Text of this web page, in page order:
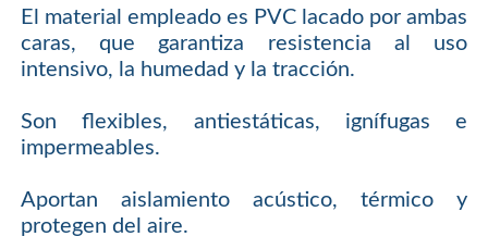
El material empleado es PVC lacado por ambas
caras, que garantiza resistencia al uso
intensivo, la humedad y la tracción.
Son flexibles, antiestáticas, ignífugas e
impermeables.
Aportan aislamiento acústico, térmico y
protegen del aire.